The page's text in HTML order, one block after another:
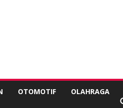
OTOMOTIF OLAHRAGA